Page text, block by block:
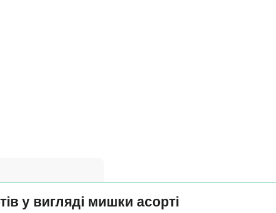
у вигляді мишки асорті